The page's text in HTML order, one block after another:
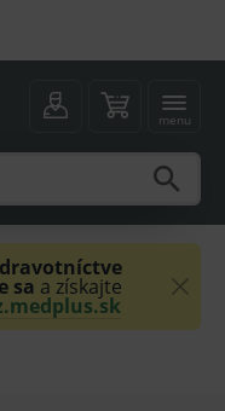
menu
sa a získajte